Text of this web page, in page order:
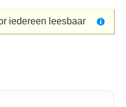
iedereen leesbaar